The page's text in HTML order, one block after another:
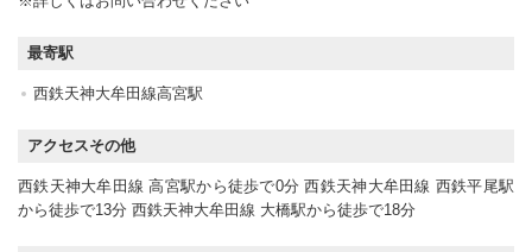
最寄駅
西鉄天神大牟田線高宮駅
アクセスその他
西鉄天神大牟田線 高宮駅から徒歩で0分 西鉄天神大牟田線 西鉄平尾駅
から徒歩で13分 西鉄天神大牟田線 大橋駅から徒歩で18分